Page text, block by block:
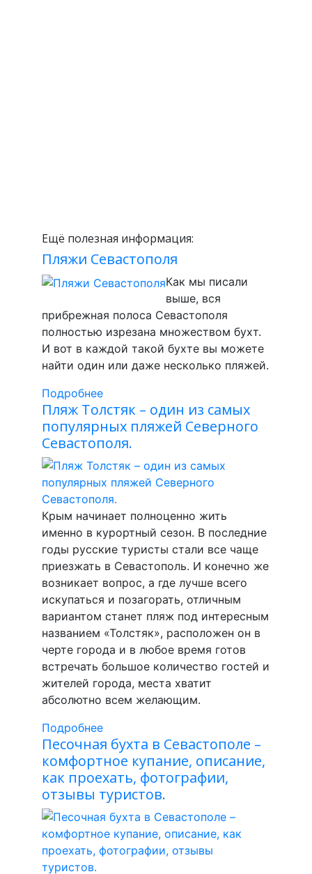
Ещё полезная информация:
Пляжи Севастополя
Как мы писали
выше, вся
прибрежная полоса Севастополя
полностью изрезана множеством бухт.
И вот в каждой такой бухте вы можете
найти один или даже несколько пляжей.
Подробнее
Пляж Толстяк – один из самых
популярных пляжей Северного
Севастополя.
Крым начинает полноценно жить
именно в курортный сезон. В последние
годы русские туристы стали все чаще
приезжать в Севастополь. И конечно же
возникает вопрос, а где лучше всего
искупаться и позагорать, отличным
вариантом станет пляж под интересным
названием «Толстяк», расположен он в
черте города и в любое время готов
встречать большое количество гостей и
жителей города, места хватит
абсолютно всем желающим.
Подробнее
Песочная бухта в Севастополе –
комфортное купание, описание,
как проехать, фотографии,
отзывы туристов.